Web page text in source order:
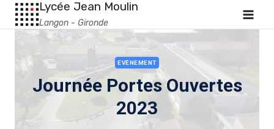
Lycée Jean Moulin
Langon - Gironde
EVÈNEMENT
Journée Portes Ouvertes
2023